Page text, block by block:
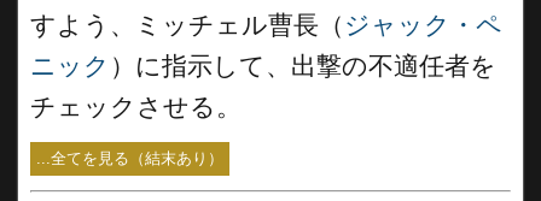
すよう、ミッチェル曹長（ ジャック・ペ
ニック ）に指示して、出撃の不適任者を
チェックさせる。
...全てを見る（結末あり）